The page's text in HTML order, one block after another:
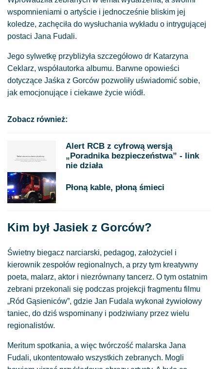
wspomnieniami o artyście i jednocześnie bliskim jej
koledze, zachęciła do wysłuchania wykładu o intrygującej
postaci Jana Fudali.
Jego sylwetkę przybliżyła szczegółowo dr Katarzyna
Ceklarz, współautorka albumu. Barwne opowieści
dotyczące Jaśka z Gorców pozwoliły uświadomić sobie,
jak emocjonujące i ciekawe życie wiódł.
Zobacz również:
Alert RCB z cyfrową wersją
„Poradnika bezpieczeństwa” - link
nie działa
Płoną kable, płoną śmieci
Kim był Jasiek z Gorców?
Świetny biegacz narciarski, pedagog, założyciel i
kierownik zespołów regionalnych, a przy tym kreatywny
poeta, malarz, aktor i niezrównany tancerz. O tym ostatnim
zebrani przekonali się podczas projekcji fragmentu filmu
„Ród Gąsieniców”, gdzie Jan Fudala wykonał żywiołowy
taniec, do dziś wspominany i podziwiany przez wielu
regionalistów.
Meritum spotkania, a więc twórczość malarska Jana
Fudali, ukontentowało wszystkich zebranych. Mogli